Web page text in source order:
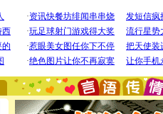
[圣诞节]圣诞节到了，想想没什么送给
要平安！千万要知足！千万不要忘记我
[圣诞节]不只这样的日子才会想起你,
能正大光明地骚扰你,告诉你,圣诞要快